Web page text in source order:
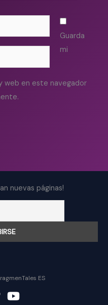
Guarda
mi
web en este navegador
nuevas páginas!
ES